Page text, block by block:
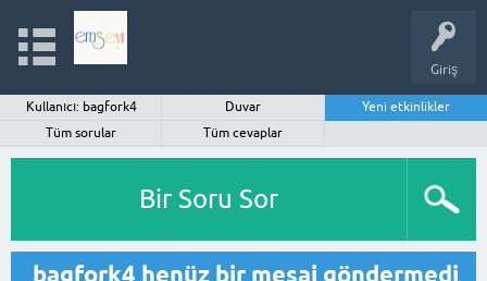
Giriş
Kullanıcı: bagfork4 Duvar
Yeni etkinlikler
Tüm sorular
Tüm cevaplar
Bir Soru Sor
bagfork4 henüz bir mesaj göndermedi